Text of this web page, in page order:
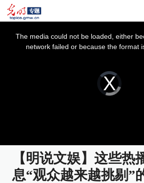
Video
Player
loading.
The media could not be loaded, either
network failed or because the format
【明说文娱】这些热
息“观众越来越挑剔”